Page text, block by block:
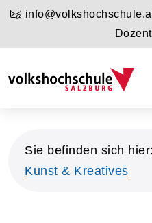
Sie befinden sich hier:
Kunst & Kreatives